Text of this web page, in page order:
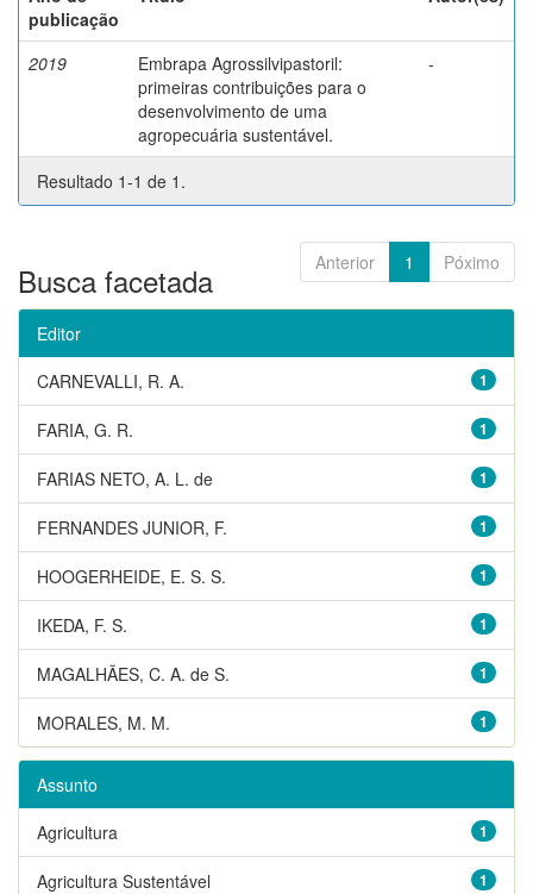
publicação
2019
Embrapa Agrossilvipastoril:
primeiras contribuições para o
desenvolvimento de uma
agropecuária sustentável.
-
Resultado 1-1 de 1.
Anterior 1 Póximo
Busca facetada
Editor
1
CARNEVALLI, R. A.
1
FARIA, G. R.
1
FARIAS NETO, A. L. de
1
FERNANDES JUNIOR, F.
1
HOOGERHEIDE, E. S. S.
1
IKEDA, F. S.
1
MAGALHÃES, C. A. de S.
1
MORALES, M. M.
Assunto
1
Agricultura
1
Agricultura Sustentável